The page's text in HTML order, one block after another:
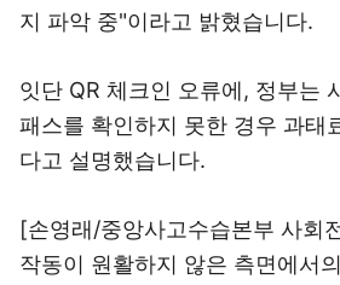
지 파악 중"이라고 밝혔습니다.
잇단 QR 체크인 오류에, 정부는
패스를 확인하지 못한 경우 과태
다고 설명했습니다.
[손영래/중앙사고수습본부 사회
작동이 원활하지 않은 측면에서